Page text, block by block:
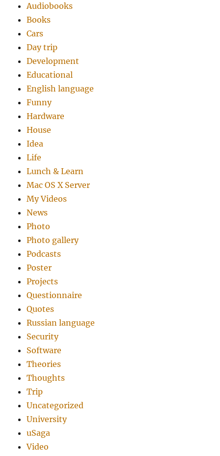
Audiobooks
Books
Cars
Day trip
Development
Educational
English language
Funny
Hardware
House
Idea
Life
Lunch & Learn
Mac OS X Server
My Videos
News
Photo
Photo gallery
Podcasts
Poster
Projects
Questionnaire
Quotes
Russian language
Security
Software
Theories
Thoughts
Trip
Uncategorized
University
uSaga
Video